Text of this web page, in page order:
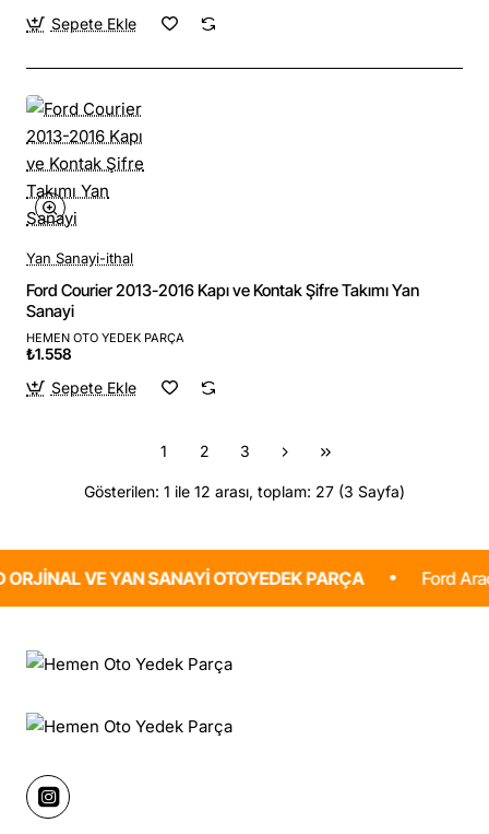
Sepete Ekle
Yan Sanayi-ithal
Ford Courier 2013-2016 Kapı ve Kontak Şifre Takımı Yan
Sanayi
HEMEN OTO YEDEK PARÇA
₺1.558
Sepete Ekle
1 2 3
Gösterilen: 1 ile 12 arası, toplam: 27 (3 Sayfa)
VE YAN SANAYI OTOYEDEK PARÇA Ford Araçlaranız